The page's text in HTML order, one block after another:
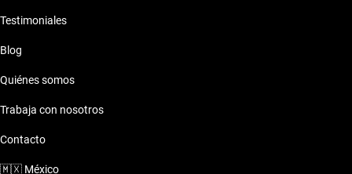
Testimoniales
Blog
Quiénes somos
Trabaja con nosotros
Contacto
🇲🇽 México